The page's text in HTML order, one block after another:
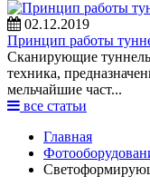
02.12.2019
Принцип работы
Сканирующие
техника,
мельчайшие част...
все статьи
Главная